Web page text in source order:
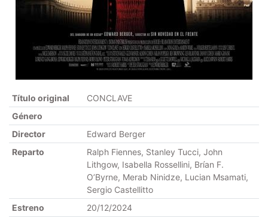
Título original
CONCLAVE
Género
Director
Edward Berger
Reparto
Ralph Fiennes, Stanley Tucci, John
Lithgow, Isabella Rossellini, Brían F.
O’Byrne, Merab Ninidze, Lucian Msamati,
Sergio Castellitto
Estreno
20/12/2024